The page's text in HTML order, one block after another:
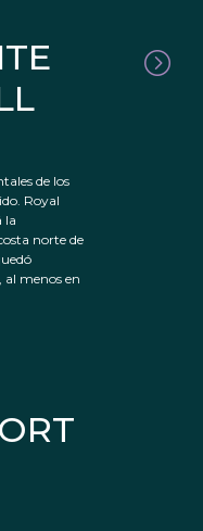
de los
Royal
la
norte de
al menos en